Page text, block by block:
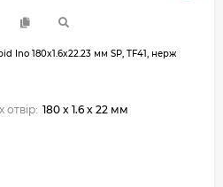
Ino 180x1.6x22.23 мм SP, TF41, нерж
отвір: 180 x 1.6 x 22 мм